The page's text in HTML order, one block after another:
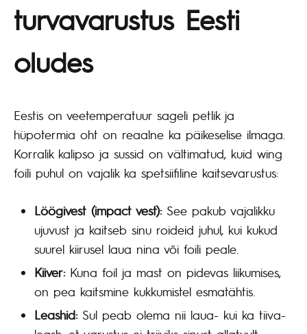
turvavarustus Eesti
oludes
Eestis on veetemperatuur sageli petlik ja
hüpotermia oht on reaalne ka päikeselise ilmaga.
Korralik kalipso ja sussid on vältimatud, kuid wing
foili puhul on vajalik ka spetsiifiline kaitsevarustus:
Löögivest (impact vest):See pakub vajalikku
ujuvust ja kaitseb sinu roideid juhul, kui kukud
suurel kiirusel laua nina või foili peale.
Kiiver:Kuna foil ja mast on pidevas liikumises,
on pea kaitsmine kukkumistel esmatähtis.
Leashid:Sul peab olema nii laua- kui ka tiiva-